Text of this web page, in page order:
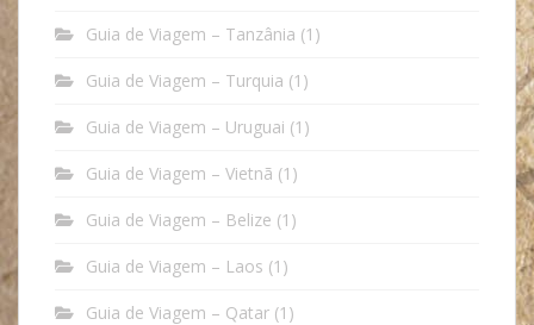
Guia de Viagem – Tanzânia (1)
Guia de Viagem – Turquia (1)
Guia de Viagem – Uruguai (1)
Guia de Viagem – Vietnã (1)
Guia de Viagem – Belize (1)
Guia de Viagem – Laos (1)
Guia de Viagem – Qatar (1)